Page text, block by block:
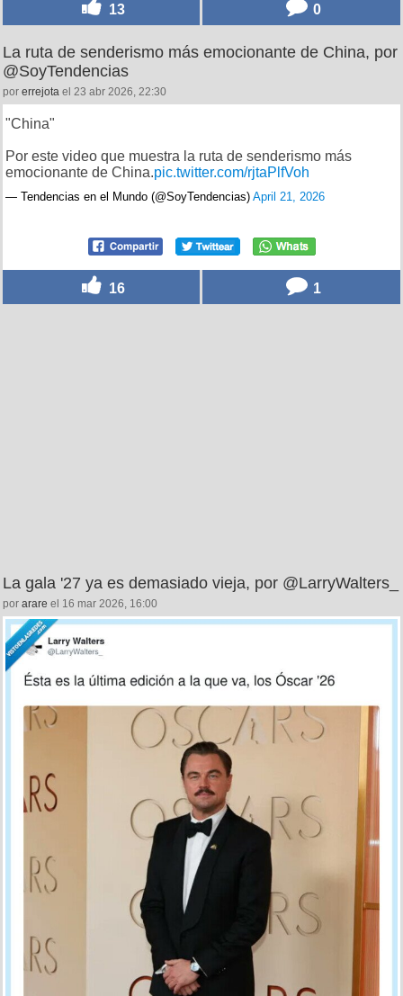
13 0
La ruta de senderismo más emocionante de China, por
@SoyTendencias
por errejota el 23 abr 2026, 22:30
"China"
Por este video que muestra la ruta de senderismo más
emocionante de China.pic.twitter.com/rjtaPlfVoh
— Tendencias en el Mundo (@SoyTendencias) April 21, 2026
16 1
La gala '27 ya es demasiado vieja, por @LarryWalters_
por arare el 16 mar 2026, 16:00